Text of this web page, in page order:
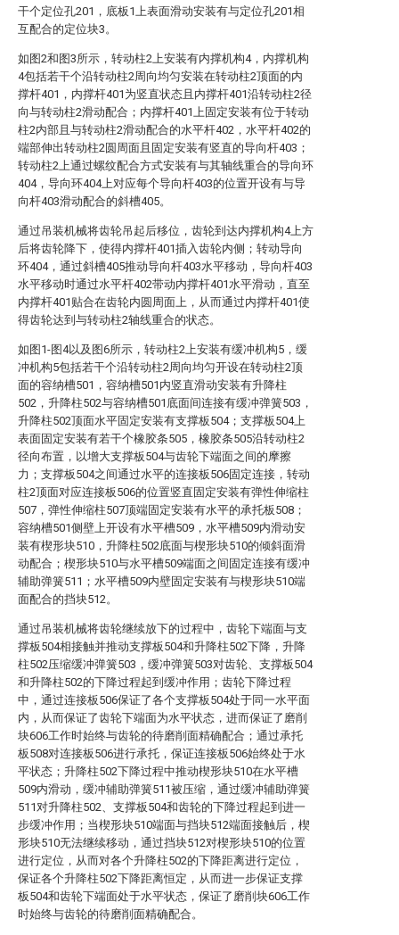
干个定位孔201，底板1上表面滑动安装有与定位孔201相
互配合的定位块3。
如图2和图3所示，转动柱2上安装有内撑机构4，内撑机构
4包括若干个沿转动柱2周向均匀安装在转动柱2顶面的内
撑杆401，内撑杆401为竖直状态且内撑杆401沿转动柱2径
向与转动柱2滑动配合；内撑杆401上固定安装有位于转动
柱2内部且与转动柱2滑动配合的水平杆402，水平杆402的
端部伸出转动柱2圆周面且固定安装有竖直的导向杆403；
转动柱2上通过螺纹配合方式安装有与其轴线重合的导向环
404，导向环404上对应每个导向杆403的位置开设有与导
向杆403滑动配合的斜槽405。
通过吊装机械将齿轮吊起后移位，齿轮到达内撑机构4上方
后将齿轮降下，使得内撑杆401插入齿轮内侧；转动导向
环404，通过斜槽405推动导向杆403水平移动，导向杆403
水平移动时通过水平杆402带动内撑杆401水平滑动，直至
内撑杆401贴合在齿轮内圆周面上，从而通过内撑杆401使
得齿轮达到与转动柱2轴线重合的状态。
如图1-图4以及图6所示，转动柱2上安装有缓冲机构5，缓
冲机构5包括若干个沿转动柱2周向均匀开设在转动柱2顶
面的容纳槽501，容纳槽501内竖直滑动安装有升降柱
502，升降柱502与容纳槽501底面间连接有缓冲弹簧503，
升降柱502顶面水平固定安装有支撑板504；支撑板504上
表面固定安装有若干个橡胶条505，橡胶条505沿转动柱2
径向布置，以增大支撑板504与齿轮下端面之间的摩擦
力；支撑板504之间通过水平的连接板506固定连接，转动
柱2顶面对应连接板506的位置竖直固定安装有弹性伸缩柱
507，弹性伸缩柱507顶端固定安装有水平的承托板508；
容纳槽501侧壁上开设有水平槽509，水平槽509内滑动安
装有楔形块510，升降柱502底面与楔形块510的倾斜面滑
动配合；楔形块510与水平槽509端面之间固定连接有缓冲
辅助弹簧511；水平槽509内壁固定安装有与楔形块510端
面配合的挡块512。
通过吊装机械将齿轮继续放下的过程中，齿轮下端面与支
撑板504相接触并推动支撑板504和升降柱502下降，升降
柱502压缩缓冲弹簧503，缓冲弹簧503对齿轮、支撑板504
和升降柱502的下降过程起到缓冲作用；齿轮下降过程
中，通过连接板506保证了各个支撑板504处于同一水平面
内，从而保证了齿轮下端面为水平状态，进而保证了磨削
块606工作时始终与齿轮的待磨削面精确配合；通过承托
板508对连接板506进行承托，保证连接板506始终处于水
平状态；升降柱502下降过程中推动楔形块510在水平槽
509内滑动，缓冲辅助弹簧511被压缩，通过缓冲辅助弹簧
511对升降柱502、支撑板504和齿轮的下降过程起到进一
步缓冲作用；当楔形块510端面与挡块512端面接触后，楔
形块510无法继续移动，通过挡块512对楔形块510的位置
进行定位，从而对各个升降柱502的下降距离进行定位，
保证各个升降柱502下降距离恒定，从而进一步保证支撑
板504和齿轮下端面处于水平状态，保证了磨削块606工作
时始终与齿轮的待磨削面精确配合。